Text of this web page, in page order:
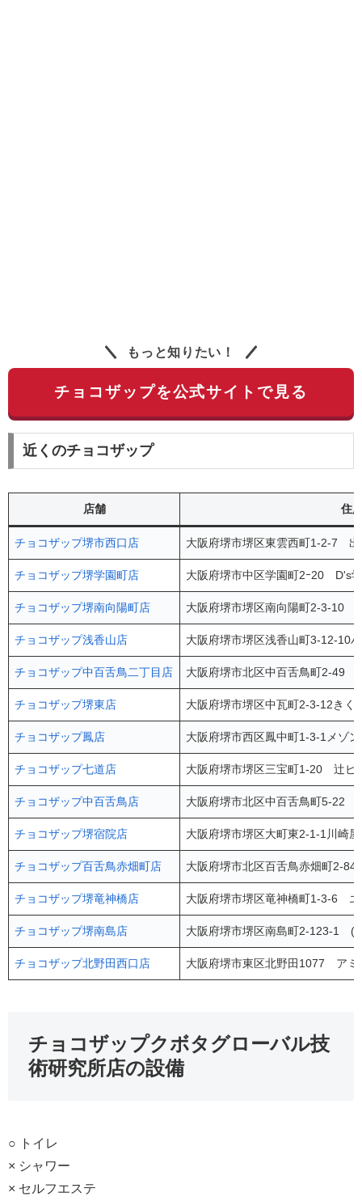
もっと知りたい！
チョコザップを公式サイトで見る
近くのチョコザップ
店舗 住
チョコザップ堺市西口店 大阪府堺市堺区東雲西町1-2-7
チョコザップ堺学園町店 大阪府堺市中区学園町2ｰ20 D's
チョコザップ堺南向陽町店 大阪府堺市堺区南向陽町2-3-10
チョコザップ浅香山店 大阪府堺市堺区浅香山町3-12-10
チョコザップ中百舌鳥二丁目店 大阪府堺市北区中百舌鳥町2-49
チョコザップ堺東店 大阪府堺市堺区中瓦町2-3-12き
チョコザップ鳳店 大阪府堺市西区鳳中町1-3-1メゾ
チョコザップ七道店 大阪府堺市堺区三宝町1-20 辻
チョコザップ中百舌鳥店 大阪府堺市北区中百舌鳥町5-22
チョコザップ堺宿院店 大阪府堺市堺区大町東2-1-1川崎
チョコザップ百舌鳥赤畑町店 大阪府堺市北区百舌鳥赤畑町2-
チョコザップ堺竜神橋店 大阪府堺市堺区竜神橋町1-3-6
チョコザップ堺南島店 大阪府堺市堺区南島町2-123-1 (
チョコザップ北野田西口店 大阪府堺市東区北野田1077 ア
チョコザップクボタグローバル技
術研究所店の設備
○ トイレ
× シャワー
× セルフエステ